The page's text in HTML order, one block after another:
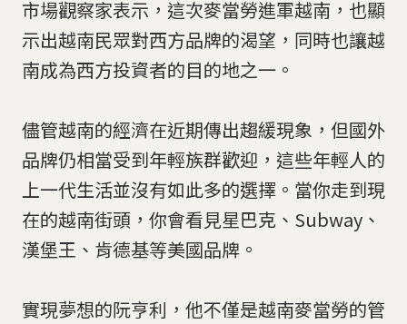
市場觀察家表示，這次麥當勞進軍越南，也顯
示出越南民眾對西方品牌的渴望，同時也讓越
南成為西方投資者的目的地之一。
儘管越南的經濟在近期傳出趨緩現象，但國外
品牌仍相當受到年輕族群歡迎，這些年輕人的
上一代生活並沒有如此多的選擇。當你走到現
在的越南街頭，你會看見星巴克、Subway、
漢堡王、肯德基等美國品牌。
實現夢想的阮亨利，他不僅是越南麥當勞的管